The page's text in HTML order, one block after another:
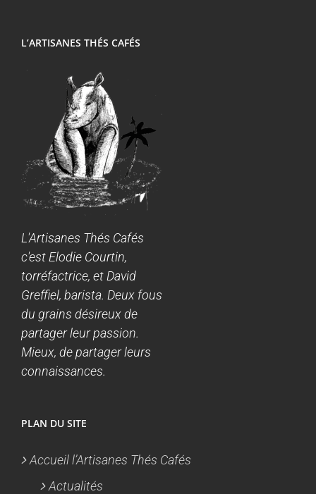
L’ARTISANES THÉS CAFÉS
L'Artisanes Thés Cafés
c'est Elodie Courtin,
torréfactrice, et David
Greffiel, barista. Deux fous
du grains désireux de
partager leur passion.
Mieux, de partager leurs
connaissances.
PLAN DU SITE
Accueil l’Artisanes Thés Cafés
Actualités